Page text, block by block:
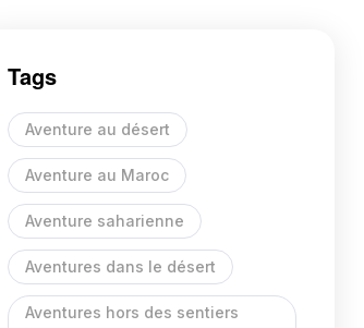
Tags
Aventure au désert
Aventure au Maroc
Aventure saharienne
Aventures dans le désert
Aventures hors des sentiers